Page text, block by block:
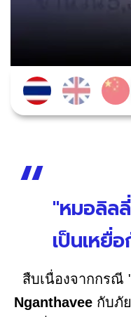
"หมอลิล
เป็นเหยื่
สืบเนื่องจากกรณี
Nganthavee กับภั